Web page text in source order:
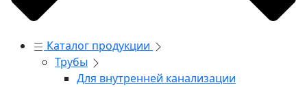
Каталог продукции
Трубы
Для внутренней канализации